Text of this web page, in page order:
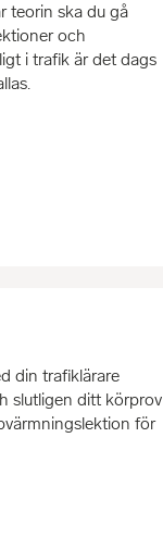
teorin ska du gå
och
i trafik är det dags
din trafiklärare
slutligen ditt körprov
för